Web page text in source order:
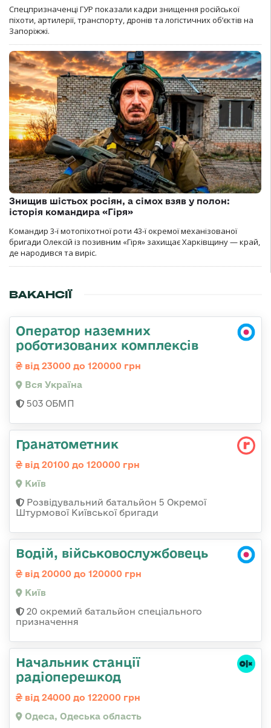
Спецпризначенці ГУР показали кадри знищення російської
піхоти, артилерії, транспорту, дронів та логістичних об’єктів на
Запоріжжі.
Знищив шістьох росіян, а сімох взяв у полон:
історія командира «Гіря»
Командир 3-ї мотопіхотної роти 43-ї окремої механізованої
бригади Олексій із позивним «Гіря» захищає Харківщину — край,
де народився та виріс.
ВАКАНСІЇ
Оператор наземних
роботизованих комплексів
від 23000 до 120000 грн
Вся Україна
503 ОБМП
Гранатометник
від 20100 до 120000 грн
Київ
Розвідувальний батальйон 5 Окремої
Штурмової Київської бригади
Водій, військовослужбовець
від 20000 до 120000 грн
Київ
20 окремий батальйон спеціального
призначення
Начальник станції
радіоперешкод
від 24000 до 122000 грн
Одеса, Одеська область